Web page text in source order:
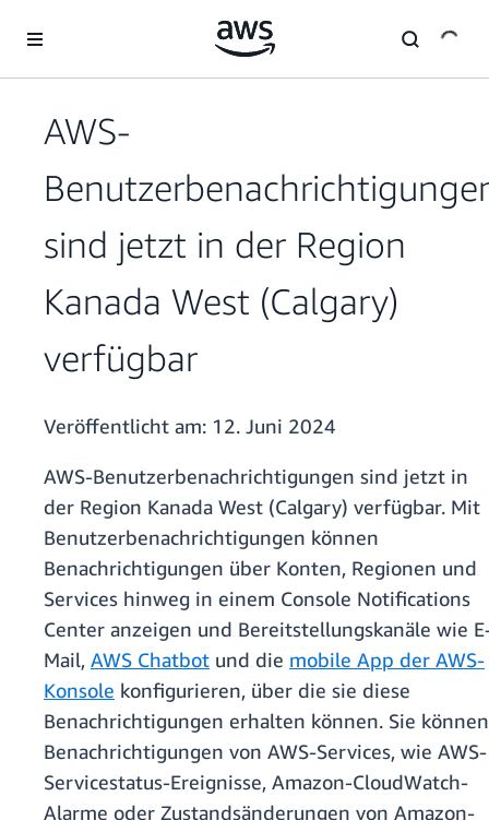
Überspringen zum Hauptinhalt
AWS-
sind jetzt in der Region
Kanada West (Calgary)
verfügbar
Veröffentlicht am: 12. Juni 2024
AWS-Benutzerbenachrichtigungen sind jetzt in
der Region Kanada West (Calgary) verfügbar. Mit
Benutzerbenachrichtigungen können
Benachrichtigungen über Konten, Regionen und
Services hinweg in einem Console Notifications
Center anzeigen und Bereitstellungskanäle wie
Mail, AWS Chatbot und die mobile App der AWS-
Konsole konfigurieren, über die sie diese
Benachrichtigungen erhalten können. Sie können
Benachrichtigungen von AWS-Services, wie AWS-
Servicestatus-Ereignisse, Amazon-CloudWatch-
Alarme oder Zustandsänderungen von Amazon-